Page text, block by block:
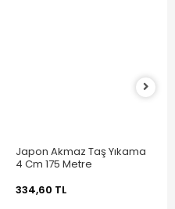
Japon Akmaz Taş Yıkama
4 Cm 175 Metre
334,60 TL